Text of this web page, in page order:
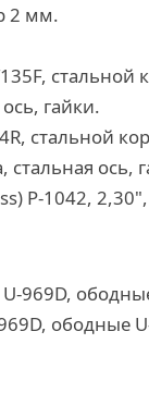
2 мм.
стальной
гайки.
стальной
ось,
P-1042,
U-969D,
ободные